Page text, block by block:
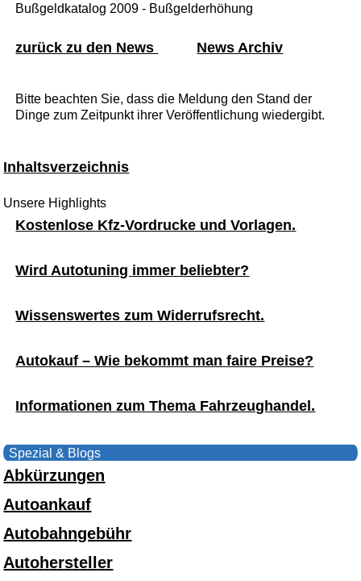
Bußgeldkatalog 2009 - Bußgelderhöhung
zurück zu den News News Archiv
Bitte beachten Sie, dass die Meldung den Stand der
Dinge zum Zeitpunkt ihrer Veröffentlichung wiedergibt.
Inhaltsverzeichnis
Unsere Highlights
Kostenlose Kfz-Vordrucke und Vorlagen.
Wird Autotuning immer beliebter?
Wissenswertes zum Widerrufsrecht.
Autokauf – Wie bekommt man faire Preise?
Informationen zum Thema Fahrzeughandel.
Spezial & Blogs
Abkürzungen
Autoankauf
Autobahngebühr
Autohersteller